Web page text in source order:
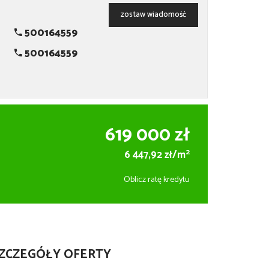
500164559
500164559
zostaw wiadomość
619 000 zł
6 447,92 zł/m2
Oblicz ratę kredytu
OFERTY